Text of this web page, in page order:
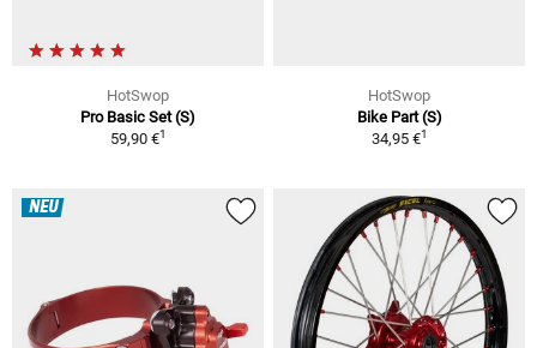
HotSwop
Pro Basic Set (S)
59,90 €1
HotSwop
Bike Part (S)
34,95 €1
NEU